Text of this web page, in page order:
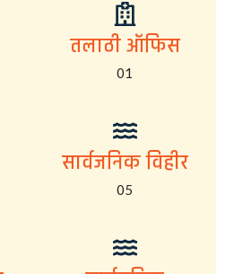
तलाठी ऑफिस
01
सार्वजनिक विहीर
05